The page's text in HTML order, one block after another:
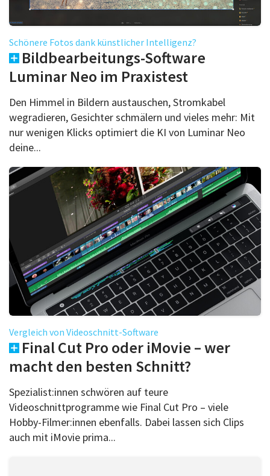
Schönere Fotos dank künstlicher Intelligenz?
Bildbearbeitungs-Software
Luminar Neo im Praxistest
Den Himmel in Bildern austauschen, Stromkabel
wegradieren, Gesichter schmälern und vieles mehr: Mit
nur wenigen Klicks optimiert die KI von Luminar Neo
deine...
Vergleich von Videoschnitt-Software
Final Cut Pro oder iMovie – wer
macht den besten Schnitt?
Spezialist:innen schwören auf teure
Videoschnittprogramme wie Final Cut Pro – viele
Hobby-Filmer:innen ebenfalls. Dabei lassen sich Clips
auch mit iMovie prima...